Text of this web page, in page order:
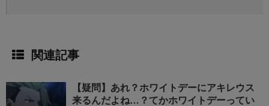
関連記事
【疑問】あれ？ホワイトデーにアキレウス
来るんだよね…？てかホワイトデーってい